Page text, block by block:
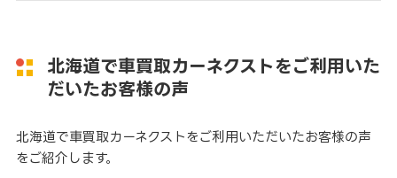
北海道で車買取カーネクストをご利用いた
だいたお客様の声
北海道で車買取カーネクストをご利用いただいたお客様の声
をご紹介します。